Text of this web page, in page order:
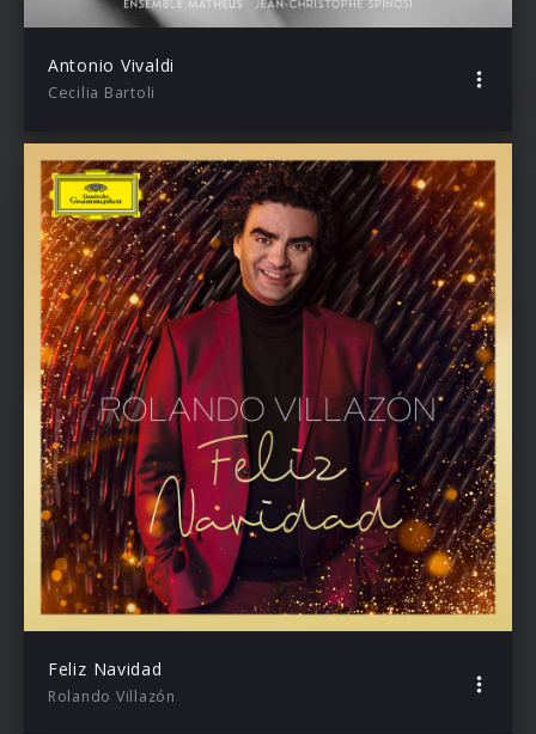
Antonio Vivaldi
Cecilia Bartoli
Feliz Navidad
Rolando Villazón